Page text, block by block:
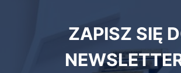
biblioteki
ZAPISZ SIĘ